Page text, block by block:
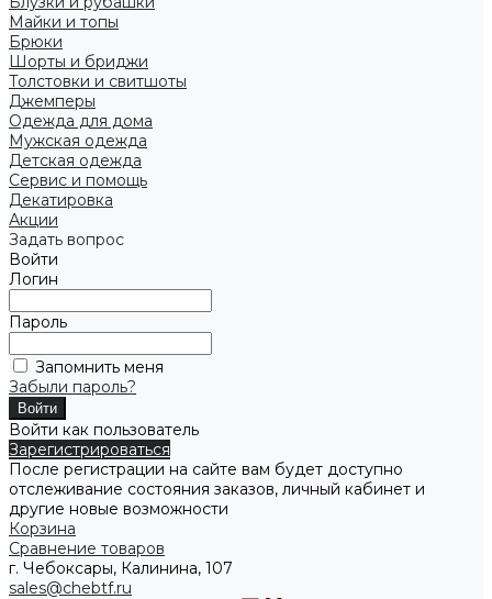
Майки и топы
Брюки
Шорты и бриджи
Толстовки и свитшоты
Джемперы
Одежда для дома
Мужская одежда
Детская одежда
Сервис и помощь
Декатировка
Акции
Задать вопрос
Войти
Логин
Пароль
Запомнить меня
Забыли пароль?
Войти как пользователь
Зарегистрироваться
После регистрации на сайте вам будет доступно
отслеживание состояния заказов, личный кабинет и
другие новые возможности
Корзина
Сравнение товаров
г. Чебоксары, Калинина, 107
sales@chebtf.ru